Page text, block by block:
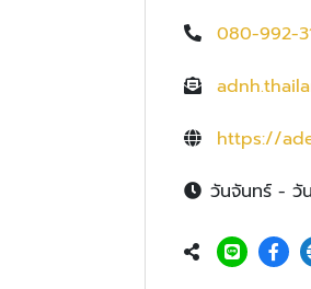
080-992-
https://
วันจันทร์ - วั